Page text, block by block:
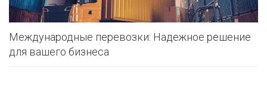
Международные перевозки: Надежное решение
для вашего бизнеса